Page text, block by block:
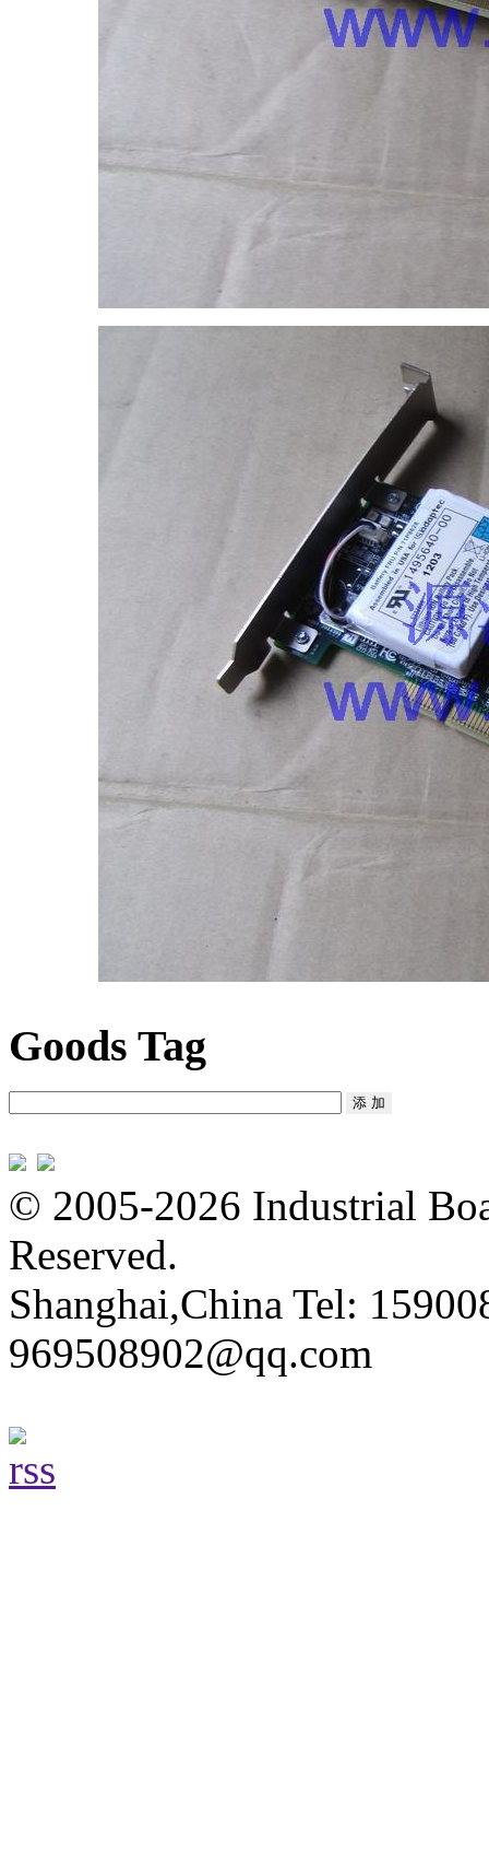
Goods Tag
© 2005-2026 Industrial
Reserved.
Shanghai,China Tel:
969508902@qq.com